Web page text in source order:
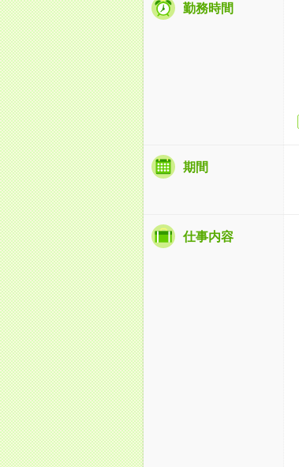
勤務時間
期間
仕事内容